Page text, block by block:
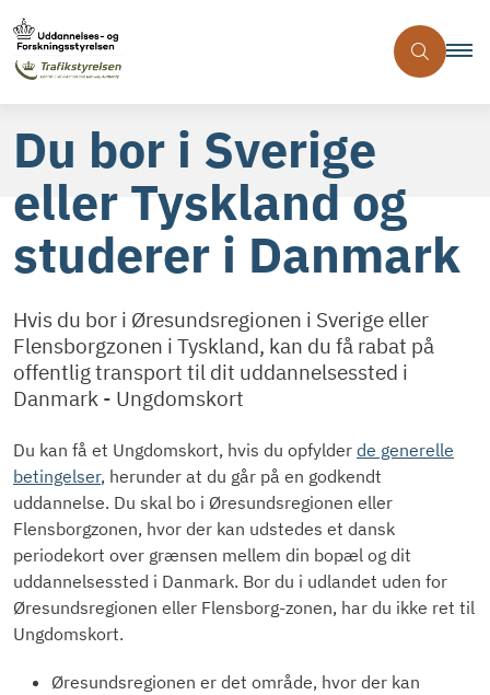
Du bor i Sverige
eller Tyskland og
studerer i Danmark
Hvis du bor i Øresundsregionen i Sverige eller
Flensborgzonen i Tyskland, kan du få rabat på
offentlig transport til dit uddannelsessted i
Danmark - Ungdomskort
Du kan få et Ungdomskort, hvis du opfylder de generelle
betingelser, herunder at du går på en godkendt
uddannelse. Du skal bo i Øresundsregionen eller
Flensborgzonen, hvor der kan udstedes et dansk
periodekort over grænsen mellem din bopæl og dit
uddannelsessted i Danmark. Bor du i udlandet uden for
Øresundsregionen eller Flensborg-zonen, har du ikke ret til
Ungdomskort.
Øresundsregionen er det område, hvor der kan